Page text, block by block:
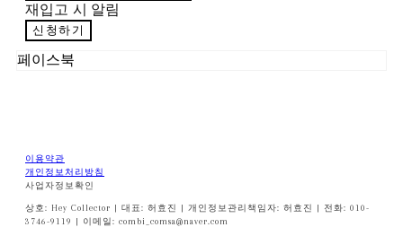
재입고 시 알림
신청하기
페이스북
이용약관
개인정보처리방침
사업자정보확인
상호: Hey Collector | 대표: 허효진 | 개인정보관리책임자: 허효진 | 전화: 010-
3746-9119 | 이메일: combi_comsa@naver.com